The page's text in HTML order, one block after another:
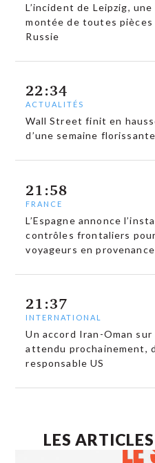
L’incident de Leipzig,
montée de toutes pièces
Russie
22:34
ACTUALITÉS
Wall Street finit en
d’une semaine florissante
21:58
FRANCE
L’Espagne annonce
contrôles frontaliers
voyageurs en
21:37
INTERNATIONAL
Un accord Iran-Oman sur
attendu prochainement,
responsable US
LES